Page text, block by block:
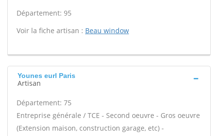
Département: 95
Voir la fiche artisan : Beau window
Younes eurl Paris
Artisan
Département: 75
Entreprise générale / TCE - Second oeuvre - Gros oeuvre
(Extension maison, construction garage, etc) -